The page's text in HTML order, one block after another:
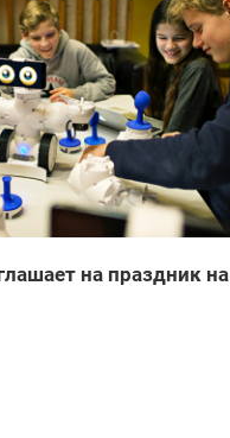
на праздник на